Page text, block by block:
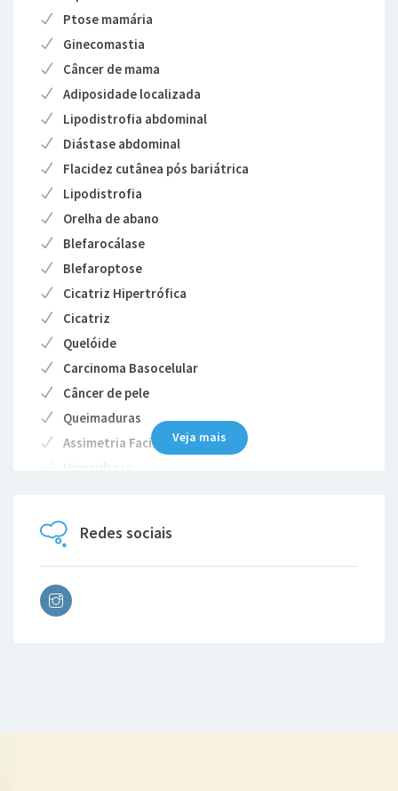
Ptose mamária
Ginecomastia
Câncer de mama
Adiposidade localizada
Lipodistrofia abdominal
Diástase abdominal
Flacidez cutânea pós bariátrica
Lipodistrofia
Orelha de abano
Blefarocálase
Blefaroptose
Cicatriz Hipertrófica
Cicatriz
Quelóide
Carcinoma Basocelular
Câncer de pele
Queimaduras
Assimetria Facial
Veja mais
Redes sociais